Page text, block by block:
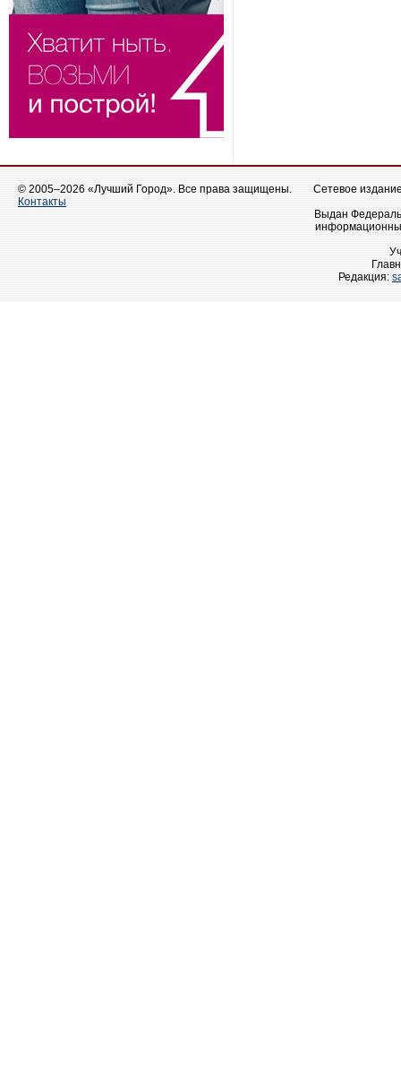
© 2005–2026 «Лучший Город». Все права защищены.
Контакты
Сетевое
Выдан
Редакция: